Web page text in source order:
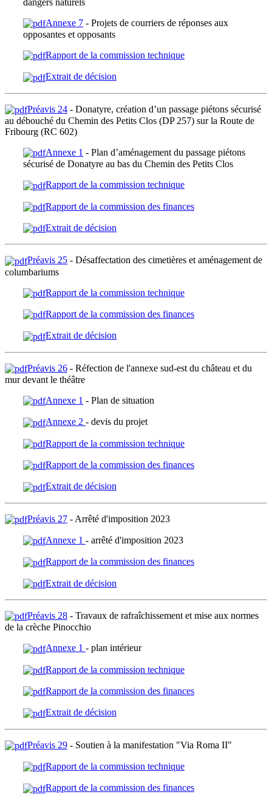
Annexe 7 - Projets de courriers de réponses aux
opposantes et opposants
Rapport de la commission technique
Extrait de décision
Préavis 24 - Donatyre, création d’un passage piétons sécurisé
au débouché du Chemin des Petits Clos (DP 257) sur la Route de
Fribourg (RC 602)
Annexe 1 - Plan d’aménagement du passage piétons
sécurisé de Donatyre au bas du Chemin des Petits Clos
Rapport de la commission technique
Rapport de la commission des finances
Extrait de décision
Préavis 25 - Désaffectation des cimetières et aménagement de
columbariums
Rapport de la commission technique
Rapport de la commission des finances
Extrait de décision
Préavis 26 - Réfection de l'annexe sud-est du château et du
mur devant le théâtre
Annexe 1 - Plan de situation
Annexe 2 - devis du projet
Rapport de la commission technique
Rapport de la commission des finances
Extrait de décision
Préavis 27 - Arrêté d'imposition 2023
Annexe 1 - arrêté d'imposition 2023
Rapport de la commission des finances
Extrait de décision
Préavis 28 - Travaux de rafraîchissement et mise aux normes
de la crèche Pinocchio
Annexe 1 - plan intérieur
Rapport de la commission technique
Rapport de la commission des finances
Extrait de décision
Préavis 29 - Soutien à la manifestation "Via Roma II"
Rapport de la commission technique
Rapport de la commission des finances